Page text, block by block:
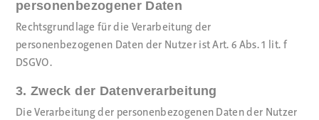
personenbezogener Daten
Rechtsgrundlage für die Verarbeitung der
personenbezogenen Daten der Nutzer ist Art. 6 Abs. 1 lit. f
DSGVO.
3. Zweck der Datenverarbeitung
Die Verarbeitung der personenbezogenen Daten der Nutzer